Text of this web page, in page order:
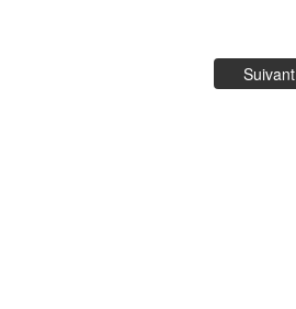
Suivant